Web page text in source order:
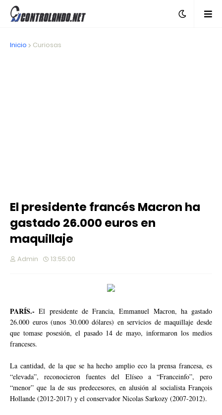
Inicio Curiosas
El presidente francés Macron ha
gastado 26.000 euros en
maquillaje
Admin 13:55:00
PARÍS.- El presidente de Francia, Emmanuel Macron, ha gastado
26.000 euros (unos 30.000 dólares) en servicios de maquillaje desde
que tomase posesión, el pasado 14 de mayo, informaron los medios
franceses.
La cantidad, de la que se ha hecho amplio eco la prensa francesa, es
“elevada”, reconocieron fuentes del Elíseo a “Franceinfo”, pero
“menor” que la de sus predecesores, en alusión al socialista François
Hollande (2012-2017) y el conservador Nicolas Sarkozy (2007-2012).